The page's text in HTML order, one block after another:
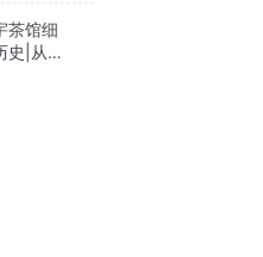
茶馆细
史|从努
溥仪|